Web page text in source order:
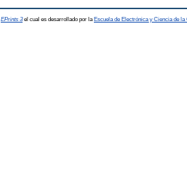
EPrints 3el cual es desarrollado por la Escuela de Electrónica y Ciencia de la